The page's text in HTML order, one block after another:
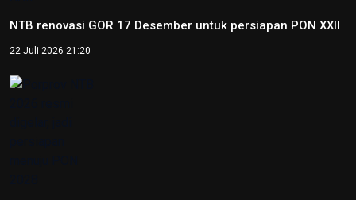
NTB renovasi GOR 17 Desember untuk persiapan PON XXII
22 Juli 2026 21:20